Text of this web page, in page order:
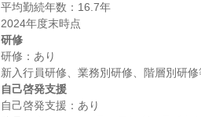
平均勤続年数：16.7年
研修
研修：あり
自己啓発支援
自己啓発支援：あり